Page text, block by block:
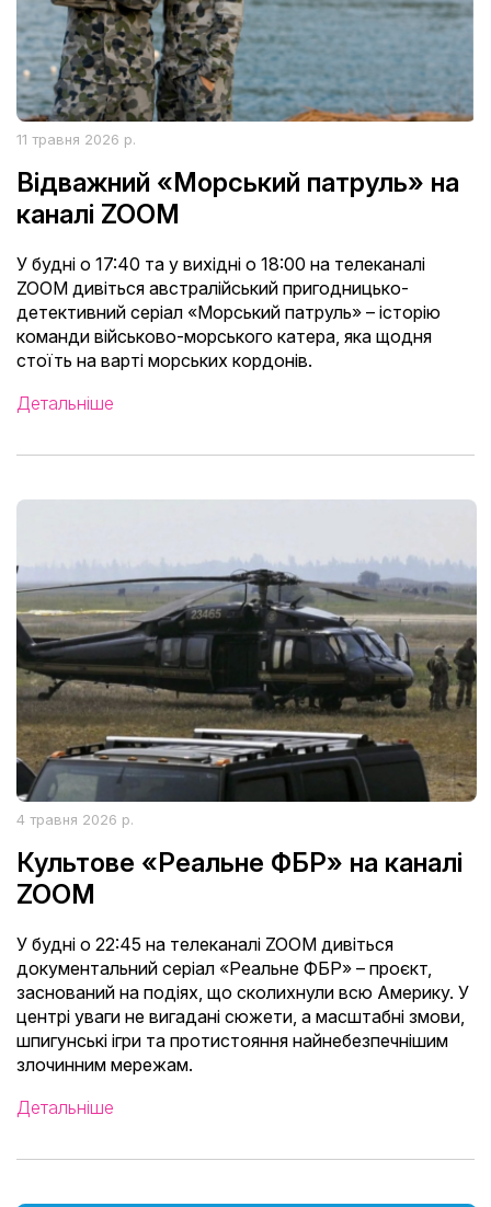
11 травня 2026 р.
Відважний «Морський патруль» на
каналі ZOOM
У будні о 17:40 та у вихідні о 18:00 на телеканалі
ZOOM дивіться австралійський пригодницько-
детективний серіал «Морський патруль» – історію
команди військово-морського катера, яка щодня
стоїть на варті морських кордонів.
Детальніше
4 травня 2026 р.
Культове «Реальне ФБР» на каналі
ZOOM
У будні о 22:45 на телеканалі ZOOM дивіться
документальний серіал «Реальне ФБР» – проєкт,
заснований на подіях, що сколихнули всю Америку. У
центрі уваги не вигадані сюжети, а масштабні змови,
шпигунські ігри та протистояння найнебезпечнішим
злочинним мережам.
Детальніше